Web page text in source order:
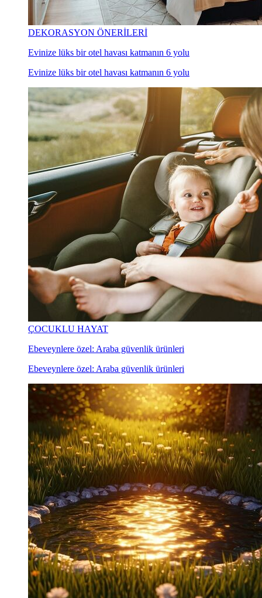
DEKORASYON ÖNERİLERİ
Evinize lüks bir otel havası katmanın 6 yolu
Evinize lüks bir otel havası katmanın 6 yolu
ÇOCUKLU HAYAT
Ebeveynlere özel: Araba güvenlik ürünleri
Ebeveynlere özel: Araba güvenlik ürünleri